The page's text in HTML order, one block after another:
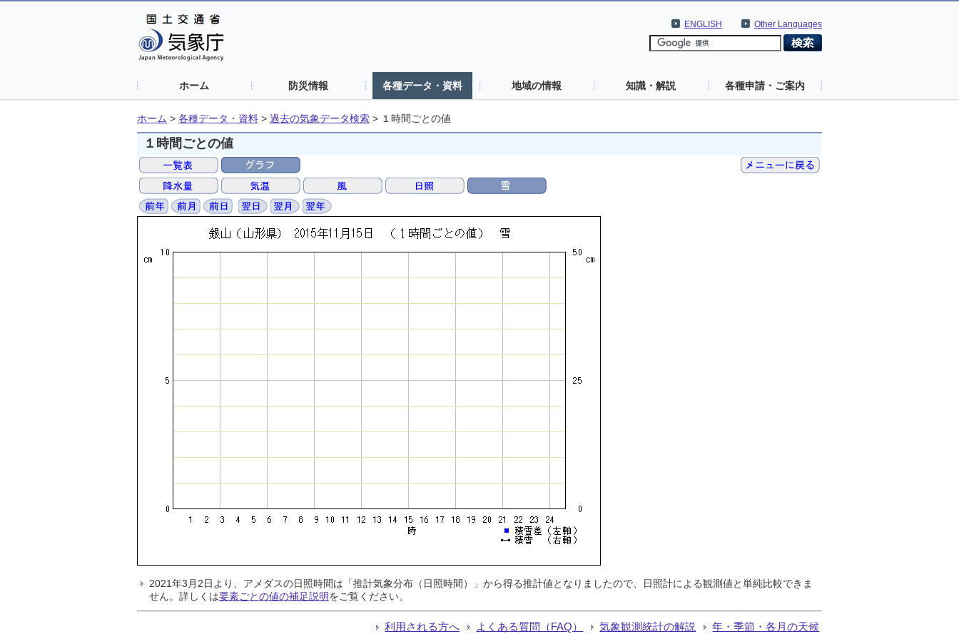
Other Languages
ENGLISH
ホーム 防災情報 各種データ・資料 地域の情報 知識・解説 各種申請・ご案内
ホーム > 各種データ・資料 > 過去の気象データ検索 > １時間ごとの値
１時間ごとの値
2021年3月2日より、アメダスの日照時間は「推計気象分布（日照時間）」から得る推計値となりましたので、日照計による観測値と単純比較できま
せん。詳しくは要素ごとの値の補足説明をご覧ください。
利用される方へ よくある質問（FAQ） 気象観測統計の解説 年・季節・各月の天候